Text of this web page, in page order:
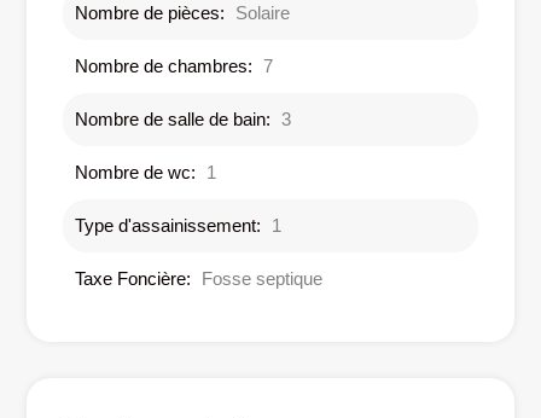
Nombre de pièces: Solaire
Nombre de chambres: 7
Nombre de salle de bain: 3
Nombre de wc: 1
Type d'assainissement: 1
Taxe Foncière: Fosse septique